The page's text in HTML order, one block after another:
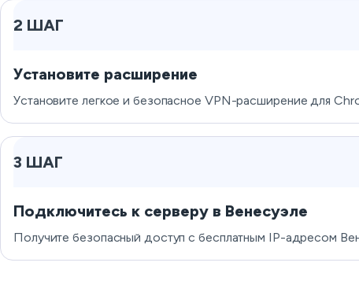
2 ШАГ
Установите расширение
Установите легкое и безопасное VPN-расширение для
3 ШАГ
Подключитесь к серверу в Венесуэле
Получите безопасный доступ с бесплатным IP-адресом